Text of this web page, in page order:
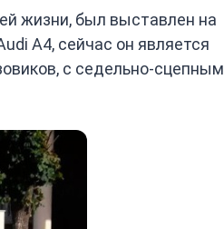
жизни, был выставлен на
A4, сейчас он является
с седельно-сцепным